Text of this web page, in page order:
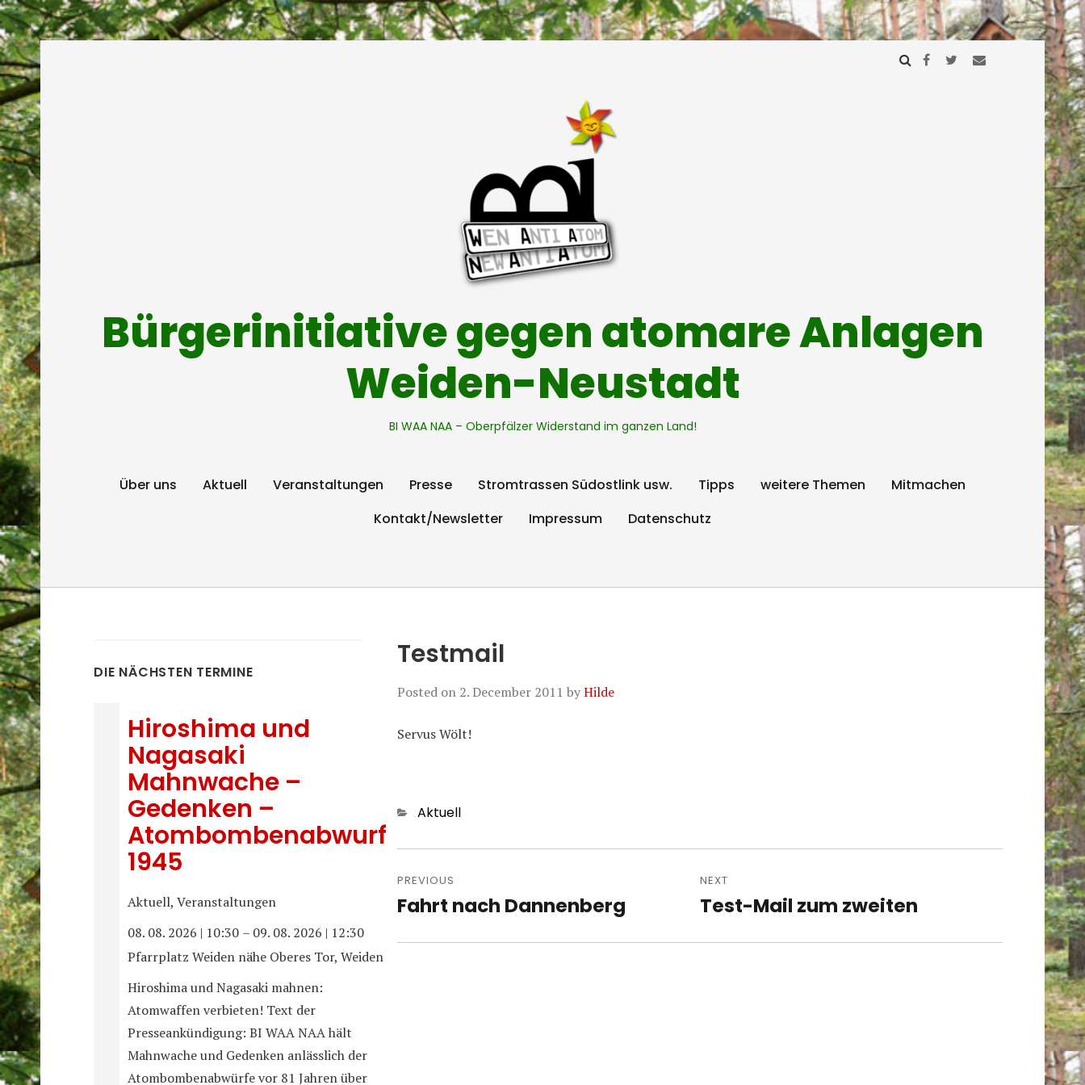
Bürgerinitiative gegen atomare Anlagen
Weiden-Neustadt
BI WAA NAA – Oberpfälzer Widerstand im ganzen Land!
Über uns Aktuell Veranstaltungen Presse Stromtrassen Südostlink usw. Tipps weitere Themen
Mitmachen
Kontakt/Newsletter
Impressum Datenschutz
Testmail
Posted on 2. December 2011 byHilde
Servus Wölt!
Categories
Aktuell
Post
navigation
PREVIOUS
Previous
Fahrt nach Dannenberg
NEXT
Next
Test-Mail zum zweiten
DIE NÄCHSTEN TERMINE
Hiroshima und
Nagasaki
Mahnwache –
Gedenken –
Atombombenabwurf
1945
Aktuell, Veranstaltungen
08. 08. 2026 | 10:30 – 09. 08. 2026 | 12:30
Pfarrplatz Weiden nähe Oberes Tor, Weiden
Hiroshima und Nagasaki mahnen:
Atomwaffen verbieten! Text der
Presseankündigung: BI WAA NAA hält
Mahnwache und Gedenken anlässlich der
Atombombenabwürfe vor 81 Jahren über